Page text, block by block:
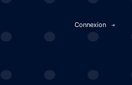
Connexion